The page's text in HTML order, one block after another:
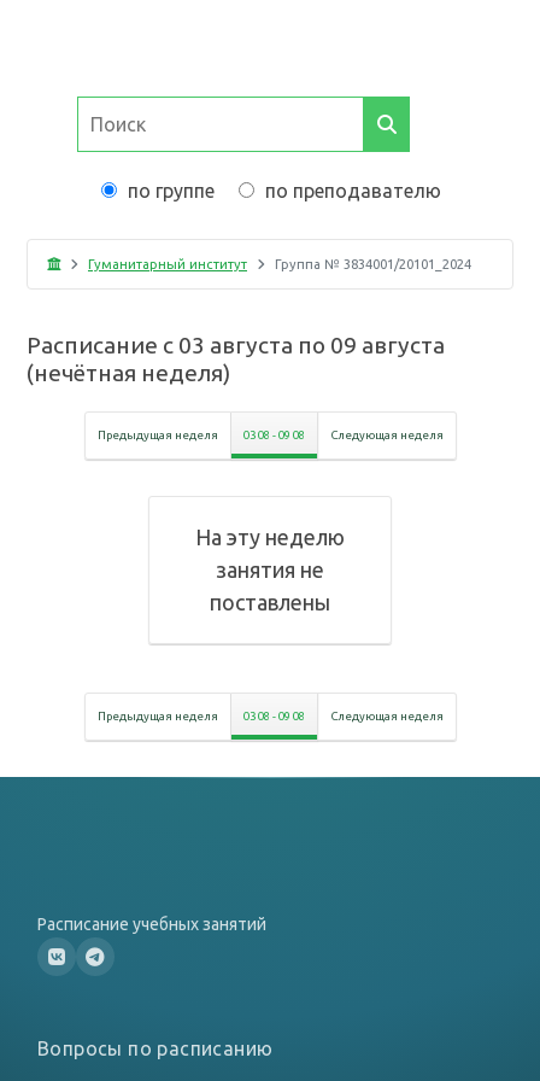
по группе по преподавателю
Гуманитарный институт Группа № 3834001/20101_2024
Расписание с 03 августа по 09 августа
(нечётная неделя)
Предыдущая неделя 03 08 -09 08 Следующая неделя
На эту неделю
занятия не
поставлены
Предыдущая неделя 03 08 -09 08 Следующая неделя
Расписание учебных занятий
Вопросы по расписанию